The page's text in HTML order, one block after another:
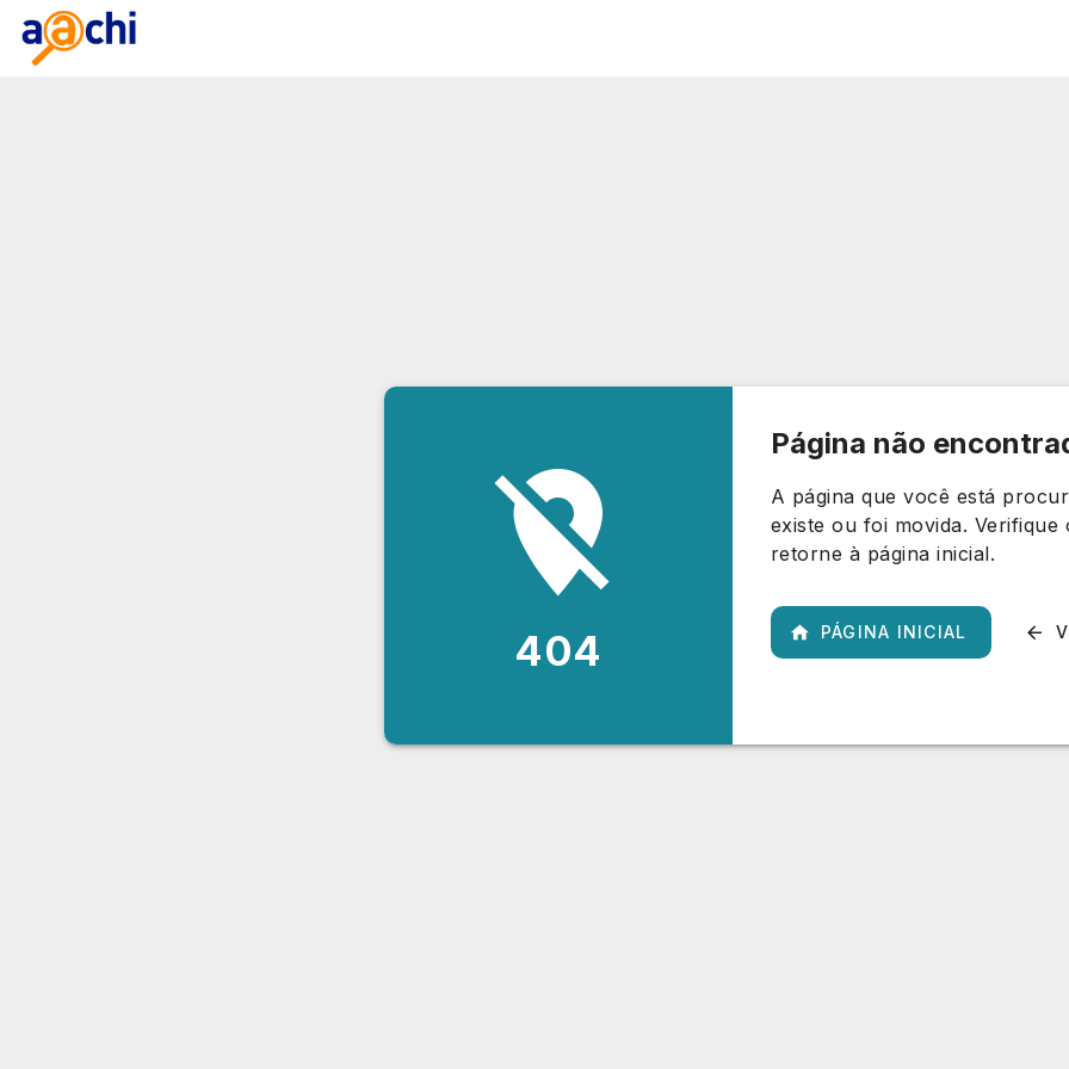
404
Página não
A página que você está
existe ou foi movida. Verifique
retorne à página inicial.
PÁGINA INICIAL